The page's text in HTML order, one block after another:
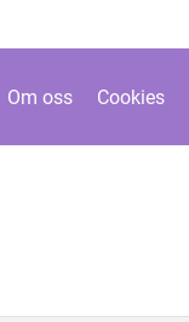
Om oss Cookies